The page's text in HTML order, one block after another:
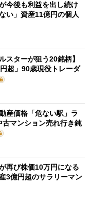
今後も利益を出し続け
い」資産11億円の個人
スターが狙う20銘柄】
円超」90歳現役トレーダ
産価格「危ない駅」ラ
古マンション売れ行き鈍
再び株価10万円になる
3億円超のサラリーマン